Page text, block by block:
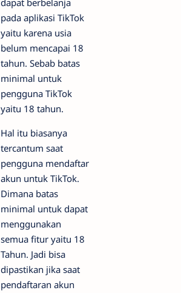
dapat berbelanja
pada aplikasi TikTok
yaitu karena usia
belum mencapai 18
tahun. Sebab batas
minimal untuk
pengguna TikTok
yaitu 18 tahun.
Hal itu biasanya
tercantum saat
pengguna mendaftar
akun untuk TikTok.
Dimana batas
minimal untuk dapat
menggunakan
semua fitur yaitu 18
Tahun. Jadi bisa
dipastikan jika saat
pendaftaran akun